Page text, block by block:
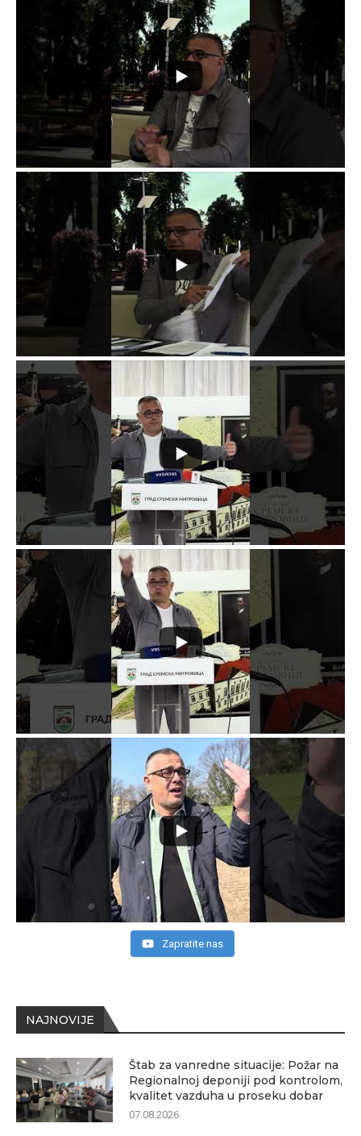
NAJNOVIJE
Štab za vanredne situacije: Požar na
Regionalnoj deponiji pod kontrolom,
kvalitet vazduha u proseku dobar
07.08.2026.
Zapratite nas